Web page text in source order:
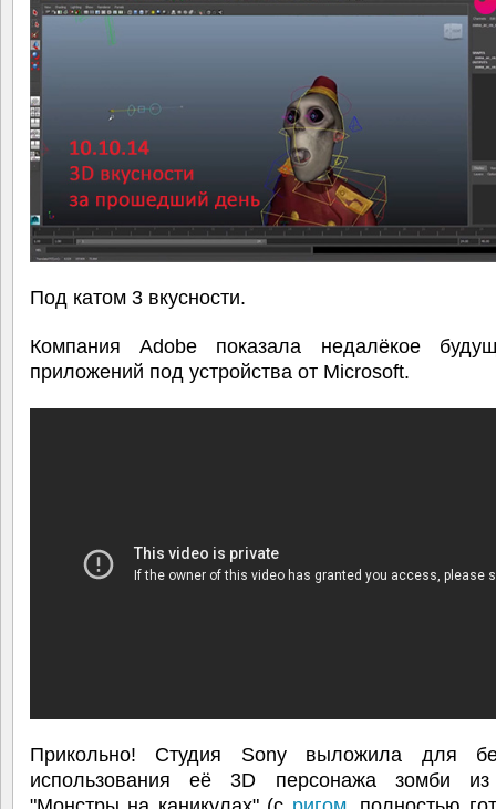
Под катом 3 вкусности.
Компания Adobe показала недалёкое
приложений под устройства от Microsoft.
Прикольно! Студия Sony выложила для
использования её 3D персонажа зомби из